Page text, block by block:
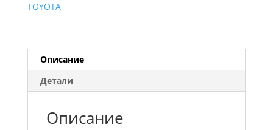
TOYOTA
Описание
Детали
Описание